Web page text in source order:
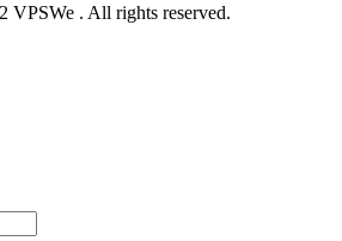
VPSWe . All rights reserved.